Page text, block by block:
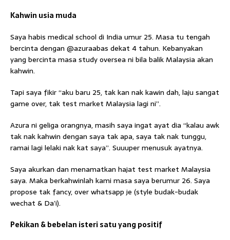
Kahwin usia muda
Saya habis medical school di India umur 25. Masa tu tengah
bercinta dengan @azuraabas dekat 4 tahun. Kebanyakan
yang bercinta masa study oversea ni bila balik Malaysia akan
kahwin.
Tapi saya fikir “aku baru 25, tak kan nak kawin dah, laju sangat
game over, tak test market Malaysia lagi ni”.
Azura ni geliga orangnya, masih saya ingat ayat dia “kalau awk
tak nak kahwin dengan saya tak apa, saya tak nak tunggu,
ramai lagi lelaki nak kat saya”. Suuuper menusuk ayatnya.
Saya akurkan dan menamatkan hajat test market Malaysia
saya. Maka berkahwinlah kami masa saya berumur 26. Saya
propose tak fancy, over whatsapp je (style budak-budak
wechat & Da’i).
Pekikan & bebelan isteri satu yang positif